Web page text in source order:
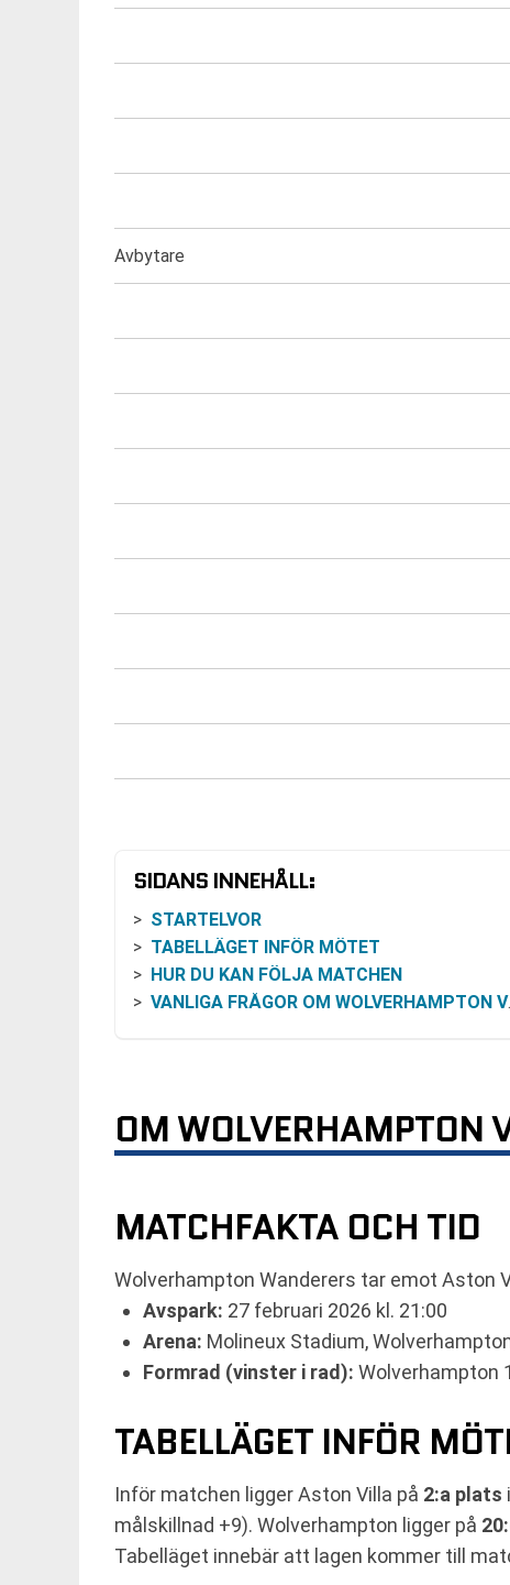
Avbytare
SIDANS INNEHÅLL:
STARTELVOR
TABELLÄGET INFÖR MÖTET
HUR DU KAN FÖLJA MATCHEN
VANLIGA FRÅGOR OM WOLVERHAMPTON VS ASTON VILLA
OM WOLVERHAMPTON
MATCHFAKTA OCH TID
Wolverhampton Wanderers tar emot Aston
Avspark: 27 februari 2026 kl. 21:00
Arena: Molineux Stadium,
Formrad (vinster i rad): Wolverhampton
TABELLÄGET INFÖR
Inför matchen ligger Aston Villa på 2:a plats
målskillnad +9). Wolverhampton ligger på
Tabelläget innebär att lagen kommer till